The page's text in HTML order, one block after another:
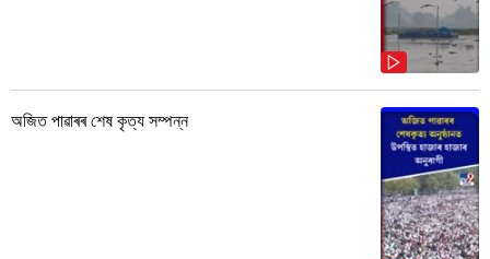
অজিত পাৱাৰৰ শেষ কৃত্য সম্পন্ন